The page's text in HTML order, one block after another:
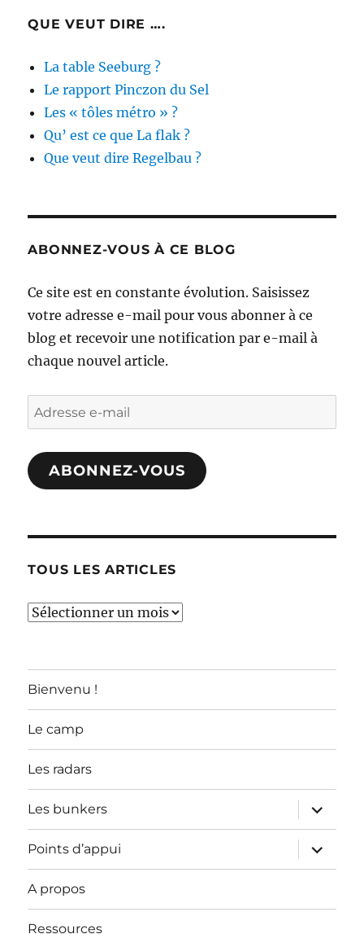
QUE VEUT DIRE ….
La table Seeburg ?
Le rapport Pinczon du Sel
Les « tôles métro » ?
Qu’ est ce que La flak ?
Que veut dire Regelbau ?
ABONNEZ-VOUS À CE BLOG
Ce site est en constante évolution. Saisissez
votre adresse e-mail pour vous abonner à ce
blog et recevoir une notification par e-mail à
chaque nouvel article.
Adresse
e-
mail
ABONNEZ-VOUS
TOUS LES ARTICLES
TOUS
Bienvenu !
Le camp
Les radars
Les bunkers
ouvrir
le
sous-
menu
Points d’appui
ouvrir
le
sous-
A propos
Ressources